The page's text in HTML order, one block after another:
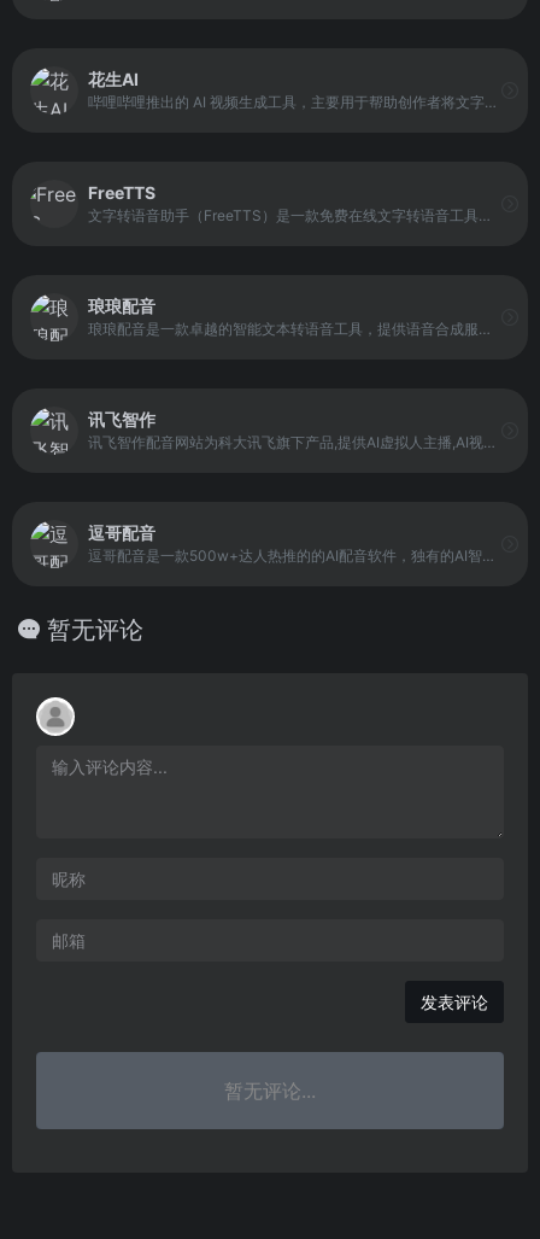
花生AI
哔哩哔哩推出的 AI 视频生成工具，主要用于帮助创作者将文字或音频快速转换为视频内容。平台通过智能素材匹配与模板化视频制作，使用户能够在较短时间内生成完整的视频作品。
FreeTTS
文字转语音助手（FreeTTS）是一款免费在线文字转语音工具，支持多种发音人、语速、音调、音量设置，可导出高质量语音文件，适用于配音、朗读、视频解说等多种场景。无需安装，打开网页即可使用。
琅琅配音
琅琅配音是一款卓越的智能文本转语音工具，提供语音合成服务。拥有全网最受欢迎的1100+AI主播，支持中文、英语、德语、法语等80多种语言，以及高兴、悲伤、兴奋等10多种情感风格
讯飞智作
讯飞智作配音网站为科大讯飞旗下产品,提供AI虚拟人主播,AI视频制作,数字人配音合成,短视频配音等一站式配音服务。
逗哥配音
逗哥配音是一款500w+达人热推的的AI配音软件，独有的AI智能配音技术,更专业,更完美贴近真人配音。内置丰富的短视频创作工具，文案提取、人声分离等短视频必备功能，逗哥配音是你短视频创作不二的选择！
暂无评论
发表评论
暂无评论...